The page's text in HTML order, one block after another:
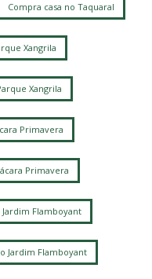
Jardim Nova Europa
Vista
Bela Vista
Compra casa no Taquaral
Xangrila
Xangrila
Primavera
Primavera
Flamboyant
Jardim Flamboyant